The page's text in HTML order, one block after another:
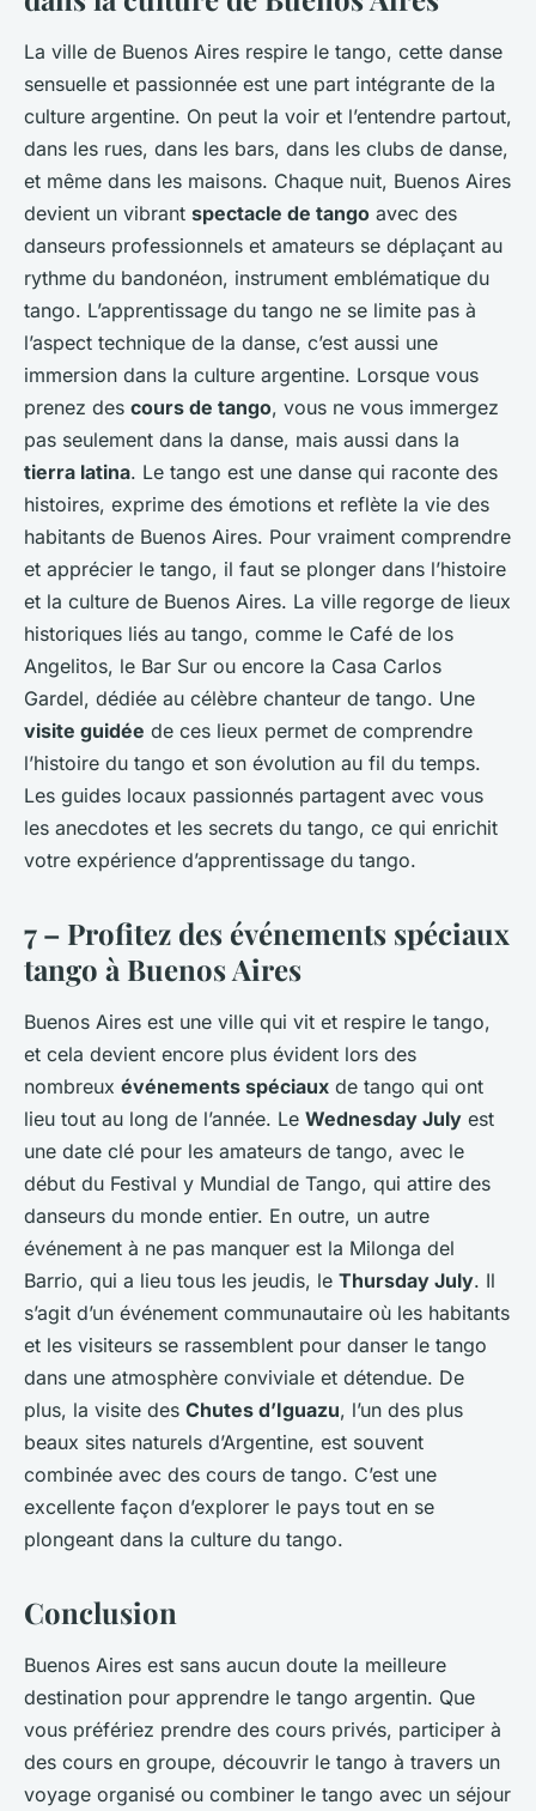
La ville de Buenos Aires respire le tango, cette danse
sensuelle et passionnée est une part intégrante de la
culture argentine. On peut la voir et l’entendre partout,
dans les rues, dans les bars, dans les clubs de danse,
et même dans les maisons. Chaque nuit, Buenos Aires
devient un vibrant spectacle de tango avec des
danseurs professionnels et amateurs se déplaçant au
rythme du bandonéon, instrument emblématique du
tango. L’apprentissage du tango ne se limite pas à
l’aspect technique de la danse, c’est aussi une
immersion dans la culture argentine. Lorsque vous
prenez des cours de tango, vous ne vous immergez
pas seulement dans la danse, mais aussi dans la
tierra latina. Le tango est une danse qui raconte des
histoires, exprime des émotions et reflète la vie des
habitants de Buenos Aires. Pour vraiment comprendre
et apprécier le tango, il faut se plonger dans l’histoire
et la culture de Buenos Aires. La ville regorge de lieux
historiques liés au tango, comme le Café de los
Angelitos, le Bar Sur ou encore la Casa Carlos
Gardel, dédiée au célèbre chanteur de tango. Une
visite guidée de ces lieux permet de comprendre
l’histoire du tango et son évolution au fil du temps.
Les guides locaux passionnés partagent avec vous
les anecdotes et les secrets du tango, ce qui enrichit
votre expérience d’apprentissage du tango.
7 – Profitez des événements spéciaux
tango à Buenos Aires
Buenos Aires est une ville qui vit et respire le tango,
et cela devient encore plus évident lors des
nombreux événements spéciaux de tango qui ont
lieu tout au long de l’année. Le Wednesday July est
une date clé pour les amateurs de tango, avec le
début du Festival y Mundial de Tango, qui attire des
danseurs du monde entier. En outre, un autre
événement à ne pas manquer est la Milonga del
Barrio, qui a lieu tous les jeudis, le Thursday July. Il
s’agit d’un événement communautaire où les habitants
et les visiteurs se rassemblent pour danser le tango
dans une atmosphère conviviale et détendue. De
plus, la visite des Chutes d’Iguazu, l’un des plus
beaux sites naturels d’Argentine, est souvent
combinée avec des cours de tango. C’est une
excellente façon d’explorer le pays tout en se
plongeant dans la culture du tango.
Conclusion
Buenos Aires est sans aucun doute la meilleure
destination pour apprendre le tango argentin. Que
vous préfériez prendre des cours privés, participer à
des cours en groupe, découvrir le tango à travers un
voyage organisé ou combiner le tango avec un séjour